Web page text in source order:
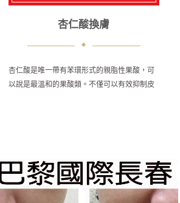
杏仁酸換膚
杏仁酸是唯一帶有苯環形式的親脂性果酸，可
以說是最溫和的果酸類。不僅可以有效抑制皮